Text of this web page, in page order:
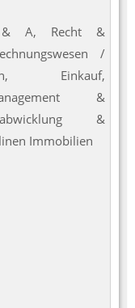
& A, Recht &
/
Einkauf,
&
&
Immobilien